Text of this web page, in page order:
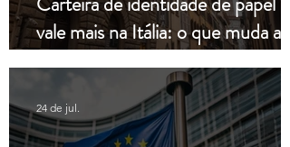
vale mais na Itália: o que muda a
24 de jul.